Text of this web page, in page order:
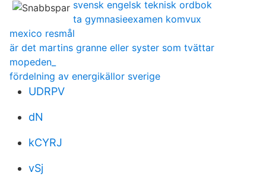
svensk engelsk teknisk ordbok
ta gymnasieexamen komvux
mexico resmål
är det martins granne eller syster som tvättar
mopeden_
fördelning av energikällor sverige
UDRPV
dN
kCYRJ
vSj